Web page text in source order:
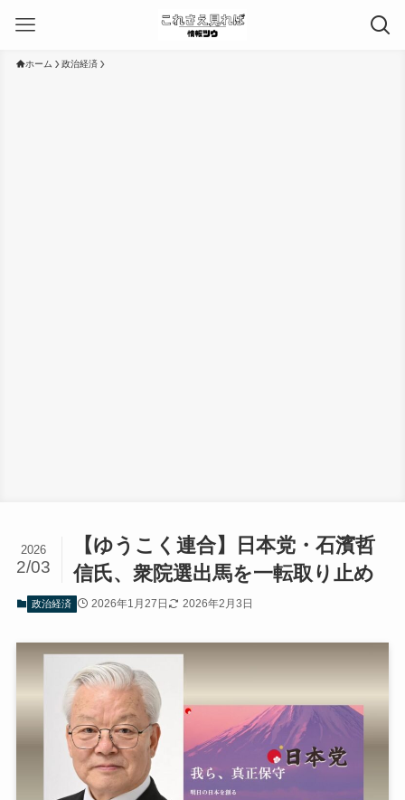
ホーム 政治経済
【ゆうこく連合】日本党・石濱哲
信氏、衆院選出馬を一転取り止め
2026
2/03
政治経済 2026年1月27日 2026年2月3日